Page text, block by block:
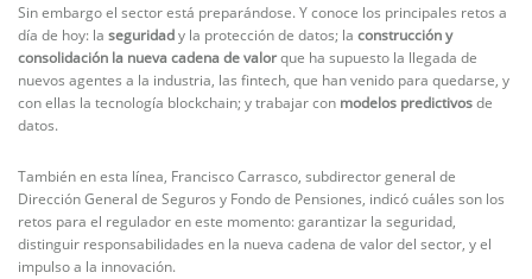
Sin embargo el sector está preparándose. Y conoce los principales retos a
día de hoy: la seguridady la protección de datos; la construcción y
consolidación la nueva cadena de valorque ha supuesto la llegada de
nuevos agentes a la industria, las fintech, que han venido para quedarse, y
con ellas la tecnología blockchain; y trabajar con modelos predictivosde
datos.
También en esta línea, Francisco Carrasco, subdirector general de
Dirección General de Seguros y Fondo de Pensiones, indicó cuáles son los
retos para el regulador en este momento: garantizar la seguridad,
distinguir responsabilidades en la nueva cadena de valor del sector, y el
impulso a la innovación.